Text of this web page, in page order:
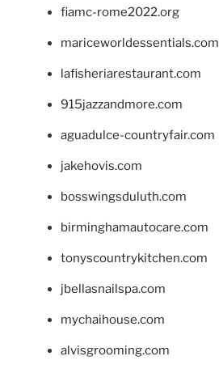
fiamc-rome2022.org
mariceworldessentials.com
lafisheriarestaurant.com
915jazzandmore.com
aguadulce-countryfair.com
jakehovis.com
bosswingsduluth.com
birminghamautocare.com
tonyscountrykitchen.com
jbellasnailspa.com
mychaihouse.com
alvisgrooming.com